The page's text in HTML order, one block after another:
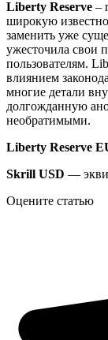
Liberty Reserve –
широкую
заменить уже
ужесточила свои
пользователям.
влиянием
многие детали
долгожданную
необратимыми.
Liberty Reserve
Skrill USD —
Оцените статью